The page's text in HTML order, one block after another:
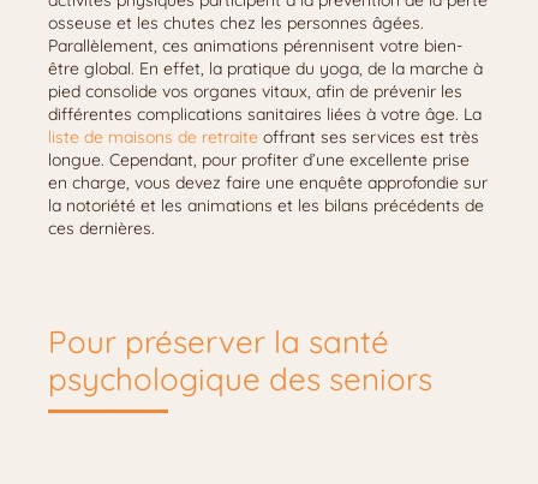
osseuse et les chutes chez les personnes âgées.
Parallèlement, ces animations pérennisent votre bien-
être global. En effet, la pratique du yoga, de la marche à
pied consolide vos organes vitaux, afin de prévenir les
différentes complications sanitaires liées à votre âge. La
liste de maisons de retraite offrant ses services est très
longue. Cependant, pour profiter d’une excellente prise
en charge, vous devez faire une enquête approfondie sur
la notoriété et les animations et les bilans précédents de
ces dernières.
Pour préserver la santé
psychologique des seniors